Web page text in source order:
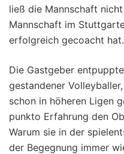
ließ die Mannschaft
Mannschaft im
erfolgreich gecoacht hat.
Die Gastgeber
gestandener
schon in höheren Ligen
punkto Erfahrung den
Warum sie in der
der Begegnung immer